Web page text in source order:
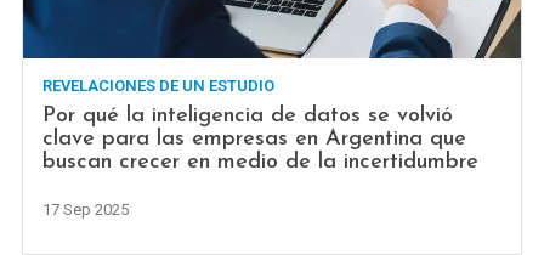
REVELACIONES DE UN ESTUDIO
Por qué la inteligencia de datos se volvió
clave para las empresas en Argentina que
buscan crecer en medio de la incertidumbre
17 Sep 2025